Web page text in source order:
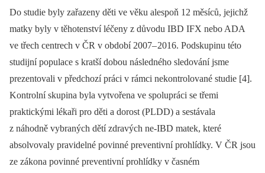
Do studie byly zařazeny děti ve věku alespoň 12 měsíců, jejichž
matky byly v těhotenství léčeny z důvodu IBD IFX nebo ADA
ve třech centrech v ČR v období 2007–2016. Podskupinu této
studijní populace s kratší dobou následného sledování jsme
prezentovali v předchozí práci v rámci nekontrolované studie [4].
Kontrolní skupina byla vytvořena ve spolupráci se třemi
praktickými lékaři pro děti a dorost (PLDD) a sestávala
z náhodně vybraných dětí zdravých ne-IBD matek, které
absolvovaly pravidelné povin­né preventivní prohlídky. V ČR jsou
ze zákona povin­né preventivní prohlídky v časném